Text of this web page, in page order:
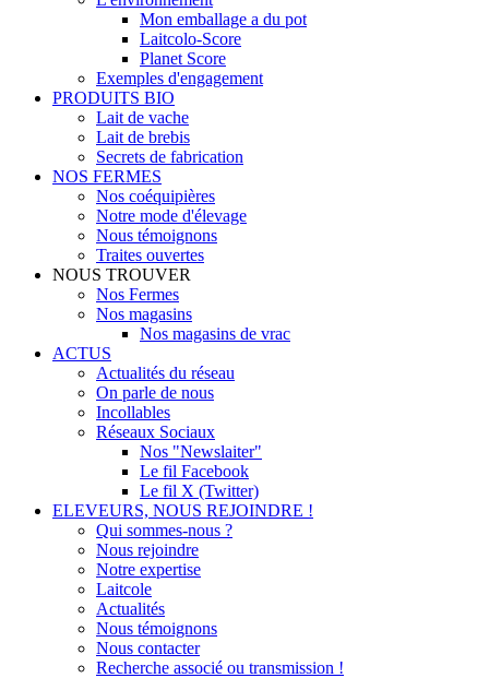
Mon emballage a du pot
Laitcolo-Score
Planet Score
Exemples d'engagement
PRODUITS BIO
Lait de vache
Lait de brebis
Secrets de fabrication
NOS FERMES
Nos coéquipières
Notre mode d'élevage
Nous témoignons
Traites ouvertes
NOUS TROUVER
Nos Fermes
Nos magasins
Nos magasins de vrac
ACTUS
Actualités du réseau
On parle de nous
Incollables
Réseaux Sociaux
Nos "Newslaiter"
Le fil Facebook
Le fil X (Twitter)
ELEVEURS, NOUS REJOINDRE !
Qui sommes-nous ?
Nous rejoindre
Notre expertise
Laitcole
Actualités
Nous témoignons
Nous contacter
Recherche associé ou transmission !